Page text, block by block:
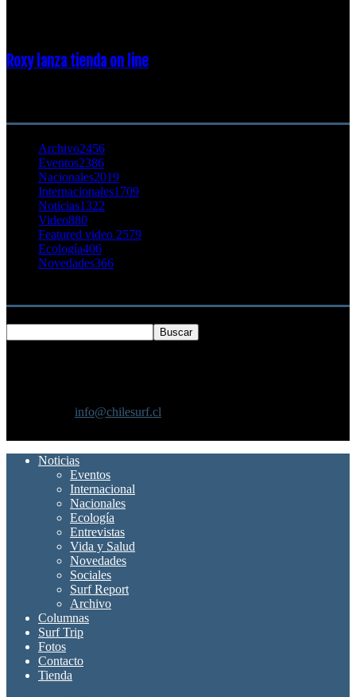
Roxy lanza tienda on line
Archivo2456
Eventos2386
Nacionales2019
Internacionales1709
Noticias1322
Video880
Featured video 2579
Ecología406
Novedades366
info@chilesurf.cl
Noticias
Eventos
Internacional
Nacionales
Ecología
Entrevistas
Vida y Salud
Novedades
Sociales
Surf Report
Archivo
Columnas
Surf Trip
Fotos
Contacto
Tienda